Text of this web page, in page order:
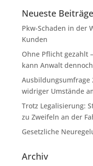
Neueste Beiträge
Pkw-Schaden in der
Kunden
Ohne Pflicht gezahlt
kann Anwalt
Ausbildungsumfrage
widriger Umstände
Trotz Legalisierung:
zu Zweifeln an der
Gesetzliche
Archiv